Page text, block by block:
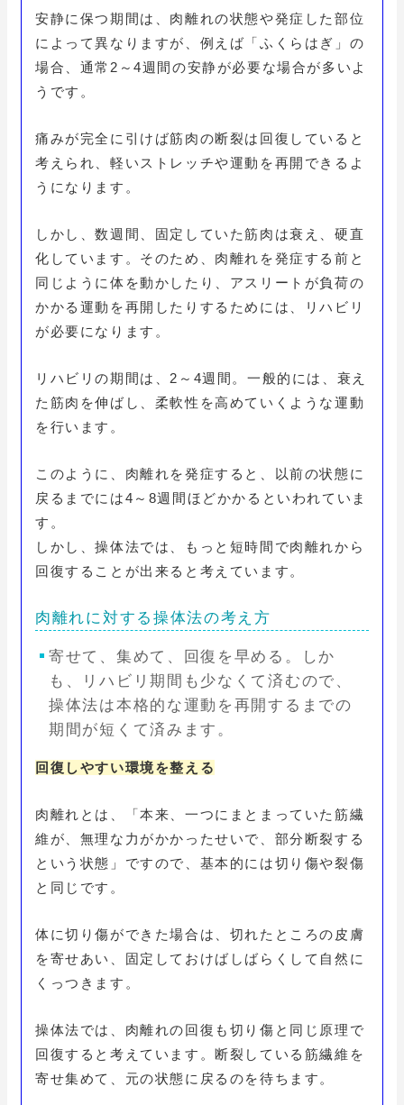
安静に保つ期間は、肉離れの状態や発症した部位
によって異なりますが、例えば「ふくらはぎ」の
場合、通常2～4週間の安静が必要な場合が多いよ
うです。
痛みが完全に引けば筋肉の断裂は回復していると
考えられ、軽いストレッチや運動を再開できるよ
うになります。
しかし、数週間、固定していた筋肉は衰え、硬直
化しています。そのため、肉離れを発症する前と
同じように体を動かしたり、アスリートが負荷の
かかる運動を再開したりするためには、リハビリ
が必要になります。
リハビリの期間は、2～4週間。一般的には、衰え
た筋肉を伸ばし、柔軟性を高めていくような運動
を行います。
このように、肉離れを発症すると、以前の状態に
戻るまでには4～8週間ほどかかるといわれていま
す。
しかし、操体法では、もっと短時間で肉離れから
回復することが出来ると考えています。
肉離れに対する操体法の考え方
寄せて、集めて、回復を早める。しか
も、リハビリ期間も少なくて済むので、
操体法は本格的な運動を再開するまでの
期間が短くて済みます。
回復しやすい環境を整える
肉離れとは、「本来、一つにまとまっていた筋繊
維が、無理な力がかかったせいで、部分断裂する
という状態」ですので、基本的には切り傷や裂傷
と同じです。
体に切り傷ができた場合は、切れたところの皮膚
を寄せあい、固定しておけばしばらくして自然に
くっつきます。
操体法では、肉離れの回復も切り傷と同じ原理で
回復すると考えています。断裂している筋繊維を
寄せ集めて、元の状態に戻るのを待ちます。